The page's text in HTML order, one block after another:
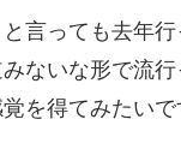
言っても去年
ないな形で流
を得てみたいで